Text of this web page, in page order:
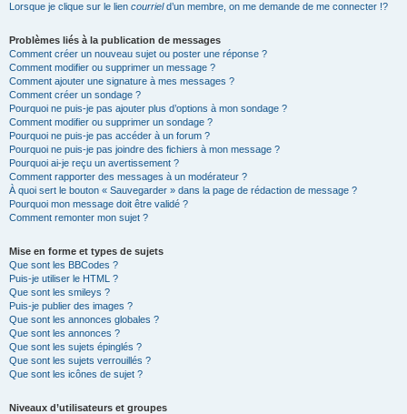
Lorsque je clique sur le lien courrield’un membre, on me demande de me connecter !?
Problèmes liés à la publication de messages
Comment créer un nouveau sujet ou poster une réponse ?
Comment modifier ou supprimer un message ?
Comment ajouter une signature à mes messages ?
Comment créer un sondage ?
Pourquoi ne puis-je pas ajouter plus d’options à mon sondage ?
Comment modifier ou supprimer un sondage ?
Pourquoi ne puis-je pas accéder à un forum ?
Pourquoi ne puis-je pas joindre des fichiers à mon message ?
Pourquoi ai-je reçu un avertissement ?
Comment rapporter des messages à un modérateur ?
À quoi sert le bouton « Sauvegarder » dans la page de rédaction de message ?
Pourquoi mon message doit être validé ?
Comment remonter mon sujet ?
Mise en forme et types de sujets
Que sont les BBCodes ?
Puis-je utiliser le HTML ?
Que sont les smileys ?
Puis-je publier des images ?
Que sont les annonces globales ?
Que sont les annonces ?
Que sont les sujets épinglés ?
Que sont les sujets verrouillés ?
Que sont les icônes de sujet ?
Niveaux d’utilisateurs et groupes